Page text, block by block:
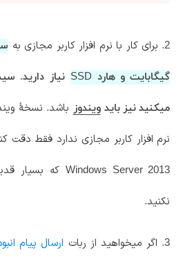
2. برای کار با نرم افزار کاربر مجازی به
گیگابایت و هارد SSD نیاز دارید.
میکنید نیز باید ویندوز باشد. نسخۀ
نرم افزار کاربر مجازی ندارد فقط دقت
Windows Server 2013که بسیار
نکنید.
3. اگر میخواهید از ربات ارسال پیام